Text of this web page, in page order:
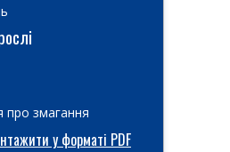
змагання
у форматі PDF